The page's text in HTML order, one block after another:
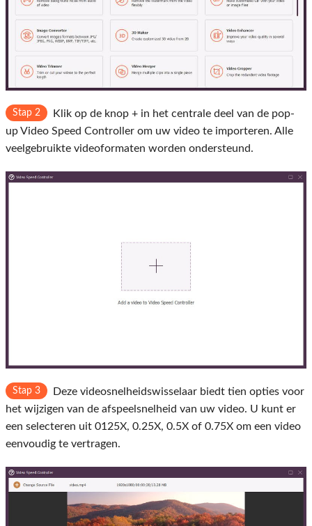
Stap 2
Klik op de knop + in het centrale deel van de pop-
up Video Speed ​​Controller om uw video te importeren. Alle
veelgebruikte videoformaten worden ondersteund.
Stap 3
Deze videosnelheidswisselaar biedt tien opties voor
het wijzigen van de afspeelsnelheid van uw video. U kunt er
een selecteren uit 0125X, 0.25X, 0.5X of 0.75X om een ​​video
eenvoudig te vertragen.